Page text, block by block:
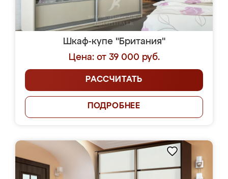
Шкаф-купе "Британия"
Цена: от 39 000 руб.
РАССЧИТАТЬ
ПОДРОБНЕЕ